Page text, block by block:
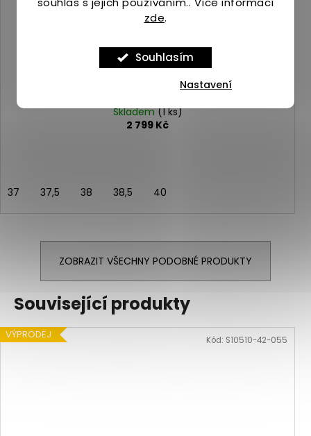
zde.
Souhlasím
Nastavení
Skladem(1 ks)
2 799 Kč
37 37,5 38 38,5 40
ZOBRAZIT VŠECHNY PODOBNÉ PRODUKTY
Související produkty
VÝPRODEJ Kód: S10510-42-055